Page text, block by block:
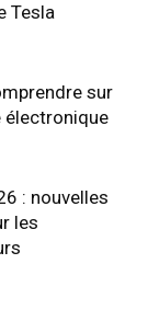
Tesla
sur
électronique
: nouvelles
les